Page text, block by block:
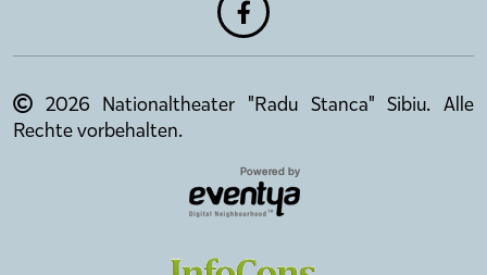
2026 Nationaltheater "Radu Stanca" Sibiu. Alle
Rechte vorbehalten.